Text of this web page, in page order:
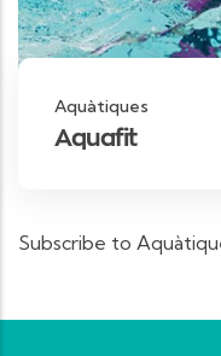
Aquàtiques
Aquafit
Subscribe to